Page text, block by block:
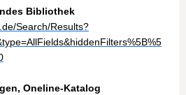
Bibliothek
Search/Results?
Oneline-Katalog